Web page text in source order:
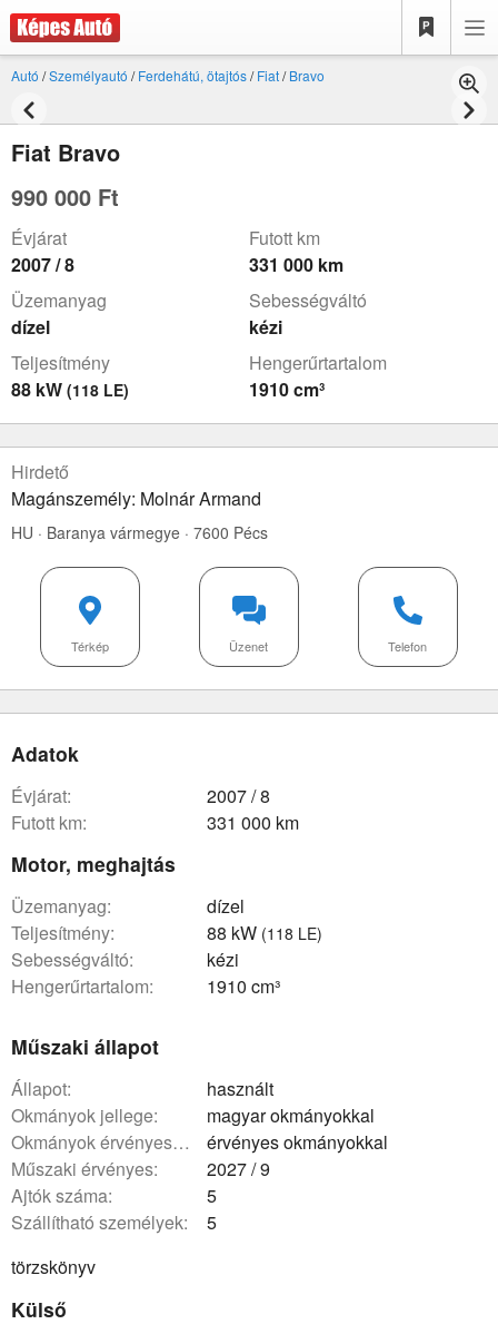
Autó /Személyautó /Ferdehátú, ötajtós/Fiat/Bravo
Fiat Bravo
990 000 Ft
Évjárat
2007 / 8
Futott km
331 000 km
Üzemanyag
dízel
Sebességváltó
kézi
Teljesítmény
88 kW (118 LE)
Hengerűrtartalom
1910 cm³
Hirdető
Magánszemély: Molnár Armand
HU · Baranya vármegye · 7600 Pécs
Telefon
Üzenet
Térkép
Adatok
évjárat:
2007 / 8
futott km:
331 000 km
Motor, meghajtás
üzemanyag:
dízel
teljesítmény:
88 kW (118 LE)
sebességváltó:
kézi
hengerűrtartalom:
1910 cm³
Műszaki állapot
állapot:
használt
okmányok jellege:
magyar okmányokkal
okmányok érvényessége:
érvényes okmányokkal
műszaki érvényes:
2027 / 9
ajtók száma:
5
szállítható személyek:
5
törzskönyv
Külső